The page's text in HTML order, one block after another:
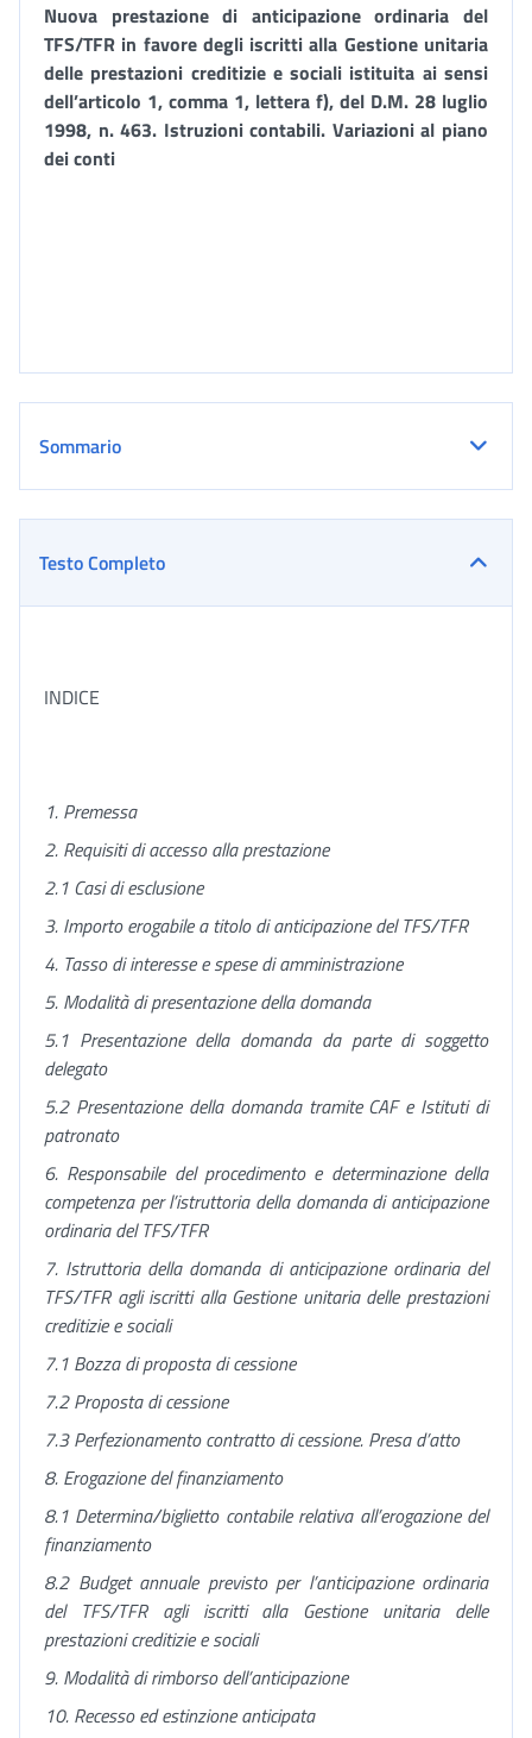
Nuova prestazione di anticipazione ordinaria del
TFS/TFR in favore degli iscritti alla Gestione unitaria
delle prestazioni creditizie e sociali istituita ai sensi
dell’articolo 1, comma 1, lettera f), del D.M. 28 luglio
1998, n. 463. Istruzioni contabili. Variazioni al piano
dei conti
Sommario
Testo Completo
INDICE
1. Premessa
2. Requisiti di accesso alla prestazione
2.1 Casi di esclusione
3. Importo erogabile a titolo di anticipazione del TFS/TFR
4. Tasso di interesse e spese di amministrazione
5. Modalità di presentazione della domanda
5.1 Presentazione della domanda da parte di soggetto
delegato
5.2 Presentazione della domanda tramite CAF e Istituti di
patronato
6. Responsabile del procedimento e determinazione della
competenza per l’istruttoria della domanda di anticipazione
ordinaria del TFS/TFR
7. Istruttoria della domanda di anticipazione ordinaria del
TFS/TFR agli iscritti alla Gestione unitaria delle prestazioni
creditizie e sociali
7.1 Bozza di proposta di cessione
7.2 Proposta di cessione
7.3 Perfezionamento contratto di cessione. Presa d’atto
8. Erogazione del finanziamento
8.1 Determina/biglietto contabile relativa all’erogazione del
finanziamento
8.2 Budget annuale previsto per l’anticipazione ordinaria
del TFS/TFR agli iscritti alla Gestione unitaria delle
prestazioni creditizie e sociali
9. Modalità di rimborso dell’anticipazione
10. Recesso ed estinzione anticipata